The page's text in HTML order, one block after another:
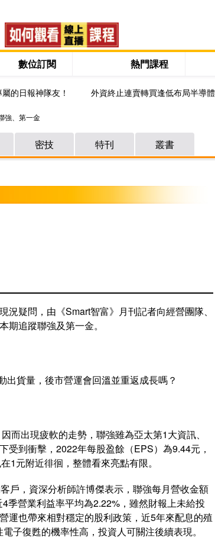
數位訂閱 熱門課程
的日報神隊友！ 外資終止連賣轉買逢低布局半導體
強、第一金
密技 特刊 叢書
疑問，由《Smart智富》月刊記者向經營團隊、
追蹤聯強及第一金。
貨量，後市營運會回溫並重返成長嗎？
而出現疲軟的走勢，聯強雖為亞太第1大資訊、
到衝擊，2022年每股盈餘（EPS）為9.44元，
1元附近徘徊，整體看來亮點有限。
戶，資深分析師許博傑表示，聯強每月營收金額
季營業利益率平均為2.22%，雖然財報上未給投
運也帶來相對穩定的股利政策，近5年來配息的殖
子復甦的機率性高，投資人可關注後續表現。